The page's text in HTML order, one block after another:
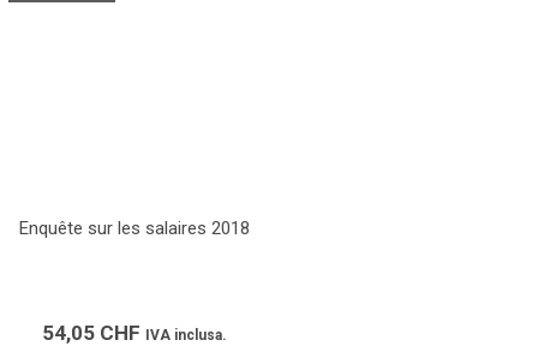
Enquête sur les salaires 2018
54,05 CHF IVA inclusa.